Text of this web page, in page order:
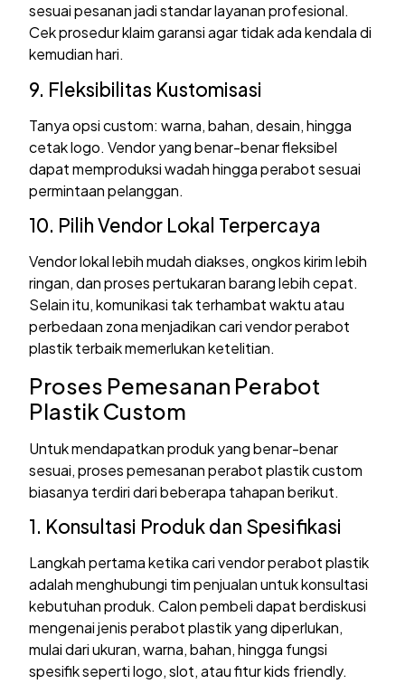
sesuai pesanan jadi standar layanan profesional.
Cek prosedur klaim garansi agar tidak ada kendala di
kemudian hari.
9. Fleksibilitas Kustomisasi
Tanya opsi custom: warna, bahan, desain, hingga
cetak logo. Vendor yang benar-benar fleksibel
dapat memproduksi wadah hingga perabot sesuai
permintaan pelanggan.
10. Pilih Vendor Lokal Terpercaya
Vendor lokal lebih mudah diakses, ongkos kirim lebih
ringan, dan proses pertukaran barang lebih cepat.
Selain itu, komunikasi tak terhambat waktu atau
perbedaan zona menjadikan cari vendor perabot
plastik terbaik memerlukan ketelitian.
Proses Pemesanan Perabot
Plastik Custom
Untuk mendapatkan produk yang benar-benar
sesuai, proses pemesanan perabot plastik custom
biasanya terdiri dari beberapa tahapan berikut.
1. Konsultasi Produk dan Spesifikasi
Langkah pertama ketika cari vendor perabot plastik
adalah menghubungi tim penjualan untuk konsultasi
kebutuhan produk. Calon pembeli dapat berdiskusi
mengenai jenis perabot plastik yang diperlukan,
mulai dari ukuran, warna, bahan, hingga fungsi
spesifik seperti logo, slot, atau fitur kids friendly.